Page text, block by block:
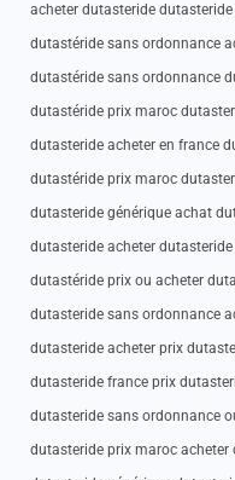
acheter dutasteride
dutastéride sans ordonnance
dutastéride sans ordonnance
dutastéride prix maroc
dutasteride acheter en france
dutastéride prix maroc
dutasteride générique achat
dutasteride acheter
dutastéride prix ou acheter
dutasteride sans ordonnance
dutasteride acheter prix
dutasteride france prix
dutasteride sans ordonnance
dutasteride prix maroc acheter